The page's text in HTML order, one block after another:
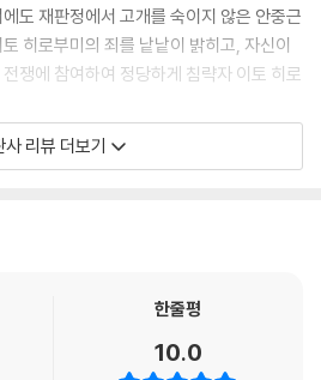
도 재판정에서 고개를 숙이지 않은 안중근
히로부미의 죄를 낱낱이 밝히고, 자신이
쟁에 참여하여 정당하게 침략자 이토 히로
는 사상을 정립할 수 있었던 이유는 무엇일
을 모았던 안중근은 동양의 평화와 조국의
었다. 그러나 그의 영웅성은 강조하면 할
격 뒤 뤼순 감옥에서 〈안응칠 역사(安應
사 리뷰 더보기
한줄평
10.0